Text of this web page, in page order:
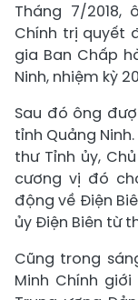
Tháng 7/2018,
Chính trị quyết
gia Ban Chấp
Ninh, nhiệm kỳ
Sau đó ông
tỉnh Quảng
thư Tỉnh ủy,
cương vị đó
động về Điện
ủy Điện Biên từ
Cũng trong
Minh Chính